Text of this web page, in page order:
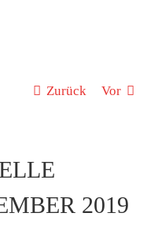
Zurück Vor
2019